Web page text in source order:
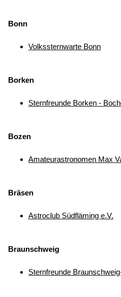
Bonn
Volkssternwarte Bonn
Borken
Sternfreunde Borken -
Bozen
Amateurastronomen Max
Bräsen
Astroclub Südfläming e.V.
Braunschweig
Sternfreunde